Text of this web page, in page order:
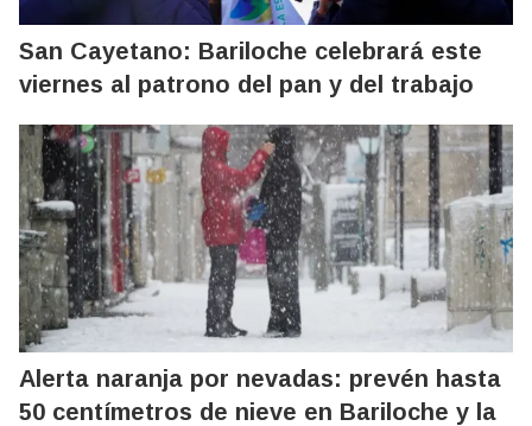
San Cayetano: Bariloche celebrará este
viernes al patrono del pan y del trabajo
Alerta naranja por nevadas: prevén hasta
50 centímetros de nieve en Bariloche y la